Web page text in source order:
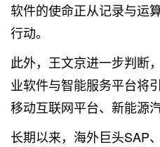
软件的使命正从记录与运
行动。
此外，王文京进一步判断
业软件与智能服务平台将
移动互联网平台、新能源
长期以来，海外巨头SAP